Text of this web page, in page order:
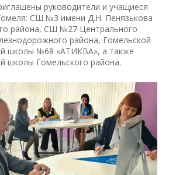
руководители и учащиеся
СШ №3 имени Д.Н. Пенязькова
района, СШ №27 Центрального
района, Гомельской
школы №68 «АТИКВА», а также
школы Гомельского района.